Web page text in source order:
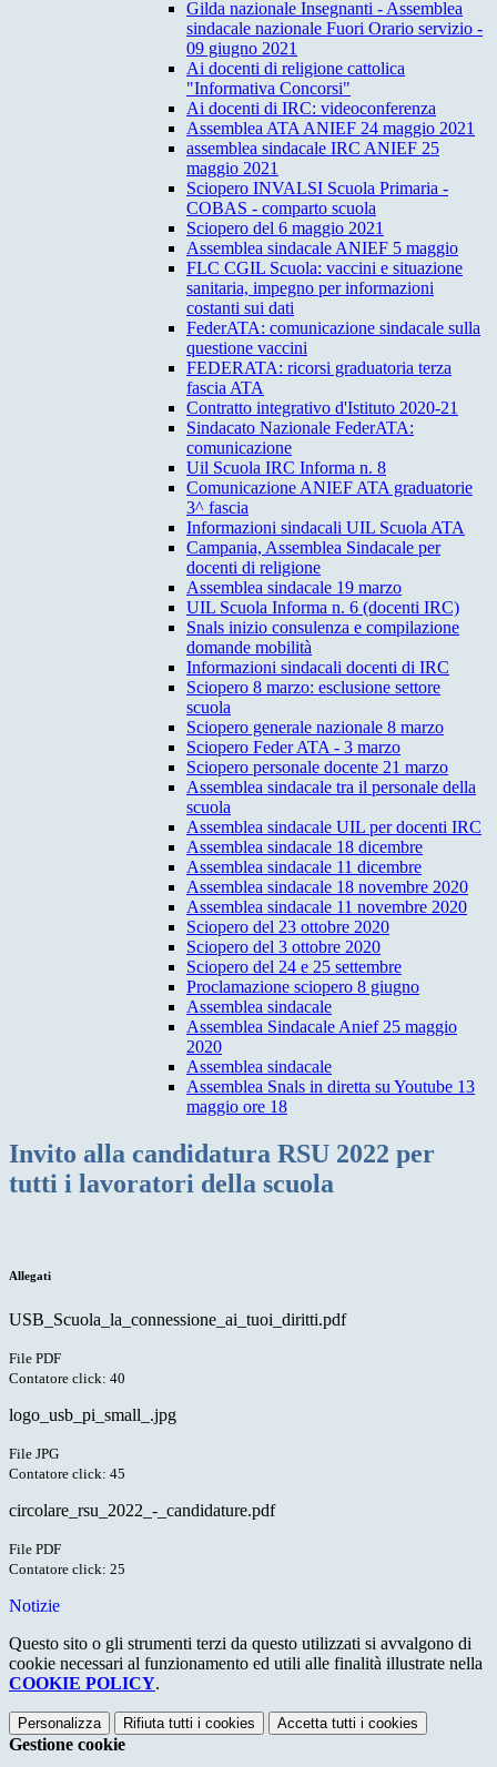
Gilda nazionale Insegnanti - Assemblea
sindacale nazionale Fuori Orario servizio -
09 giugno 2021
Ai docenti di religione cattolica
"Informativa Concorsi"
Ai docenti di IRC: videoconferenza
Assemblea ATA ANIEF 24 maggio 2021
assemblea sindacale IRC ANIEF 25
maggio 2021
Sciopero INVALSI Scuola Primaria -
COBAS - comparto scuola
Sciopero del 6 maggio 2021
Assemblea sindacale ANIEF 5 maggio
FLC CGIL Scuola: vaccini e situazione
sanitaria, impegno per informazioni
costanti sui dati
FederATA: comunicazione sindacale sulla
questione vaccini
FEDERATA: ricorsi graduatoria terza
fascia ATA
Contratto integrativo d'Istituto 2020-21
Sindacato Nazionale FederATA:
comunicazione
Uil Scuola IRC Informa n. 8
Comunicazione ANIEF ATA graduatorie
3^ fascia
Informazioni sindacali UIL Scuola ATA
Campania, Assemblea Sindacale per
docenti di religione
Assemblea sindacale 19 marzo
UIL Scuola Informa n. 6 (docenti IRC)
Snals inizio consulenza e compilazione
domande mobilità
Informazioni sindacali docenti di IRC
Sciopero 8 marzo: esclusione settore
scuola
Sciopero generale nazionale 8 marzo
Sciopero Feder ATA - 3 marzo
Sciopero personale docente 21 marzo
Assemblea sindacale tra il personale della
scuola
Assemblea sindacale UIL per docenti IRC
Assemblea sindacale 18 dicembre
Assemblea sindacale 11 dicembre
Assemblea sindacale 18 novembre 2020
Assemblea sindacale 11 novembre 2020
Sciopero del 23 ottobre 2020
Sciopero del 3 ottobre 2020
Sciopero del 24 e 25 settembre
Proclamazione sciopero 8 giugno
Assemblea sindacale
Assemblea Sindacale Anief 25 maggio
2020
Assemblea sindacale
Assemblea Snals in diretta su Youtube 13
maggio ore 18
Invito alla candidatura RSU 2022 per
tutti i lavoratori della scuola
Allegati
USB_Scuola_la_connessione_ai_tuoi_diritti.pdf
File PDF
Contatore click: 40
logo_usb_pi_small_.jpg
File JPG
Contatore click: 45
circolare_rsu_2022_-_candidature.pdf
File PDF
Contatore click: 25
Notizie
Questo sito o gli strumenti terzi da questo utilizzati si avvalgono di
cookie necessari al funzionamento ed utili alle finalità illustrate nella
COOKIE POLICY.
Personalizza Rifiuta tutti i cookies Accetta tutti i cookies
Gestione cookie